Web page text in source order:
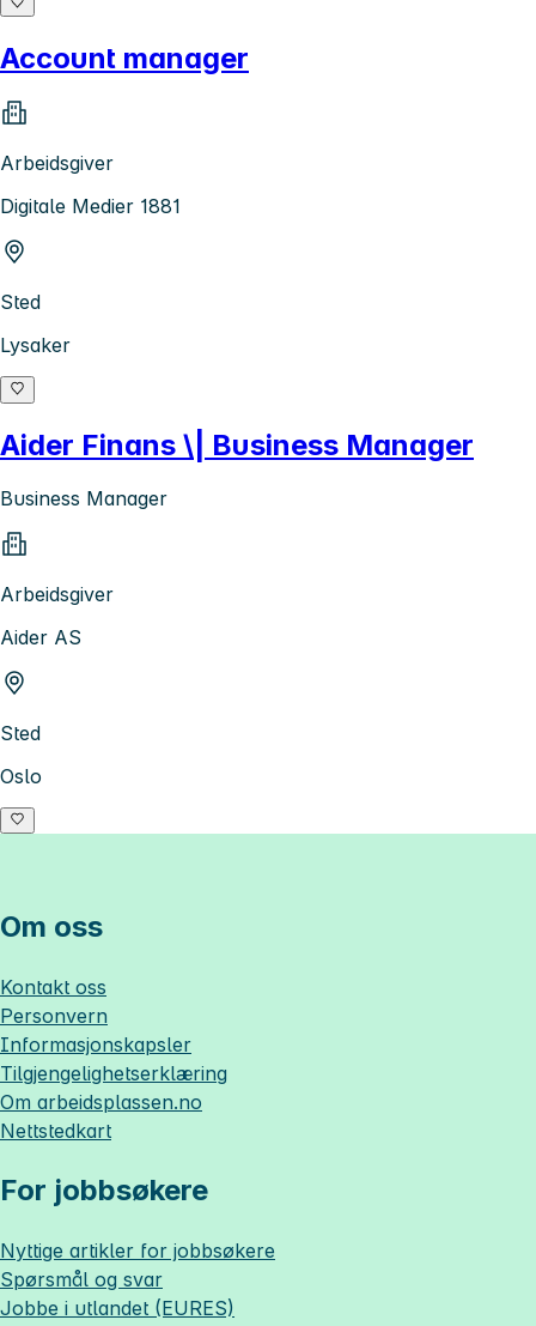
Account manager
Arbeidsgiver
Digitale Medier 1881
Sted
Lysaker
Aider Finans \| Business Manager
Business Manager
Arbeidsgiver
Aider AS
Sted
Oslo
Om oss
Kontakt oss
Personvern
Informasjonskapsler
Tilgjengelighetserklæring
Om arbeidsplassen.no
Nettstedkart
For jobbsøkere
Nyttige artikler for jobbsøkere
Spørsmål og svar
Jobbe i utlandet (EURES)